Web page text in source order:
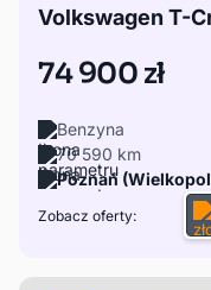
Volkswagen T-
74 900 zł
Benzyna
70 590 km
Poznań
Zobacz oferty: